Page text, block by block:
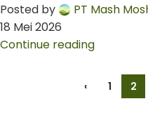
Posted by
PT Mash
18 Mei 2026
Continue reading
‹ 1 2